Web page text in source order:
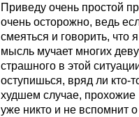
Приведу очень простой
очень осторожно, ведь
смеяться и говорить, что
мысль мучает многих
страшного в этой
оступишься, вряд ли кто-
худшем случае, прохожие
уже никто и не вспомнит